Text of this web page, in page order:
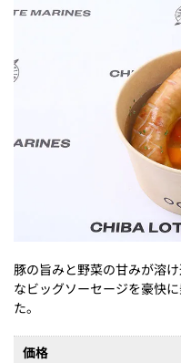
豚の旨みと野菜の甘みが溶
なビッグソーセージを豪快
た。
価格